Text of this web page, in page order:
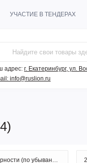
УЧАСТИЕ В ТЕНДЕРАХ
адрес: г. Екатеринбург, ул.
info@ruslion.ru